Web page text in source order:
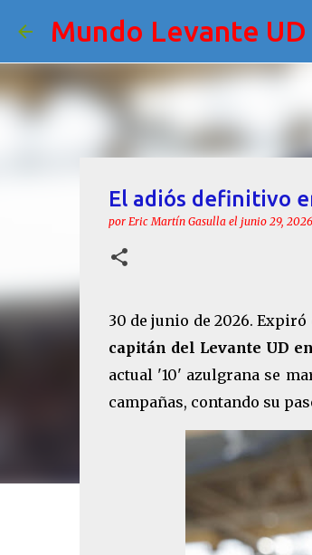
Mundo Levante UD
El adiós definitivo
por Eric Martín Gasulla el junio 29, 2026
30 de junio de 2026.
capitán del Levante UD
actual '10' azulgrana se
campañas, contando su